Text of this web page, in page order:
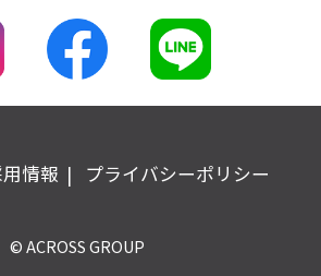
情報 プライバシーポリシー
© ACROSS GROUP